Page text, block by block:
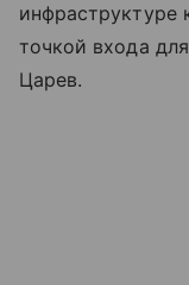
инфраструктуре
точкой входа
Царев.